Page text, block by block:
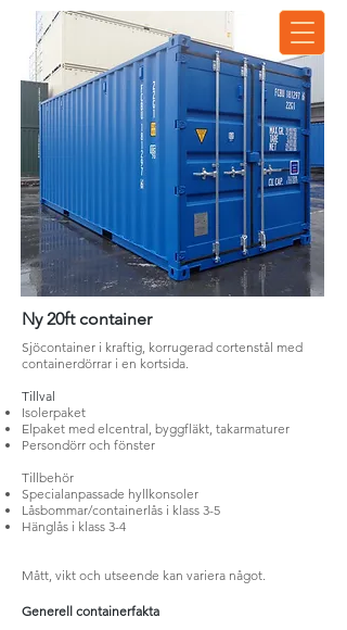
Ny 20ft container
Sjöcontainer i kraftig, korrugerad cortenstål med
containerdörrar i en kortsida.
Tillval
Isolerpaket
Elpaket med elcentral, byggfläkt, takarmaturer
Persondörr och fönster
Tillbehör
Specialanpassade hyllkonsoler
Låsbommar/containerlås i klass 3-5
Hänglås i klass 3-4
Mått, vikt och utseende kan variera något.
Generell containerfakta